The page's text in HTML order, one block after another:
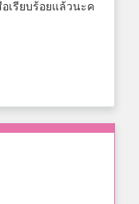
เรียบร้อยแล้วนะค